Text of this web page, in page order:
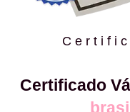
Certificado